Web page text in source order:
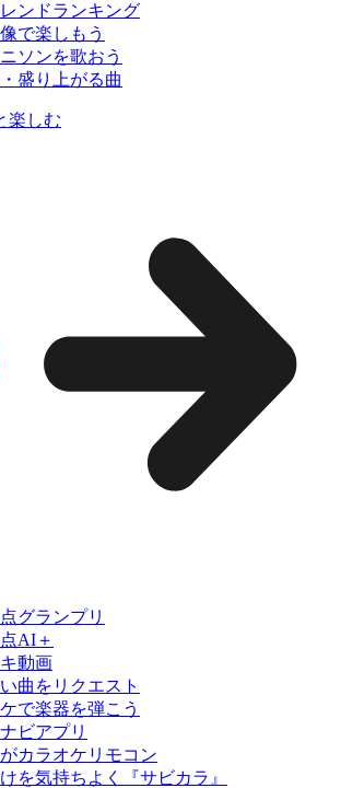
ンドランキング
で楽しもう
ソンを歌おう
盛り上がる曲
楽しむ
グランプリ
AI＋
動画
曲をリクエスト
で楽器を弾こう
ビアプリ
カラオケリモコン
を気持ちよく『サビカラ』